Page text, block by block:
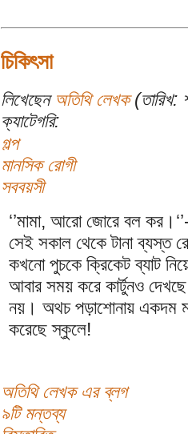
চিকিৎসা
লিখেছেন অতিথি লেখক(তারিখ:
ক্যাটেগরি:
গল্প
মানসিক রোগী
সববয়সী
‘’মামা, আরো জোরে বল
সেই সকাল থেকে টানা ব্যস্ত
কখনো পুচকে ক্রিকেট ব্যাট
আবার সময় করে কার্টুনও
নয়। অথচ পড়াশোনায় একদম মন
করেছে স্কুলে!
অতিথি লেখক এর ব্লগ
৯টি মন্তব্য